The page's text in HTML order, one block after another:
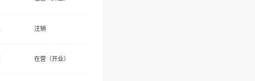
注销
在营（开业）